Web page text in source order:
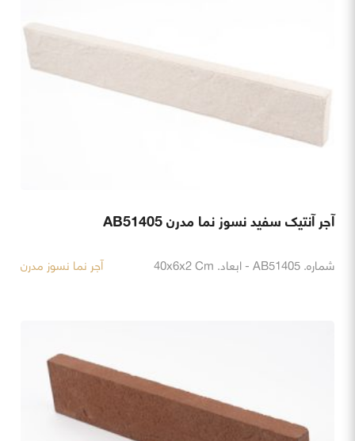
آجر آنتیک سفید نسوز نما مدرن AB51405
شماره. AB51405 - ابعاد. 40x6x2 Cm آجر نما نسوز مدرن